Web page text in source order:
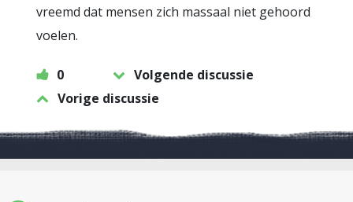
vreemd dat mensen zich massaal niet gehoord
voelen.
0
Volgende discussie
Vorige discussie